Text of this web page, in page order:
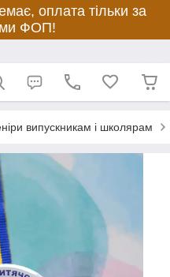
оплата тільки за
ФОП!
випускникам і школярам